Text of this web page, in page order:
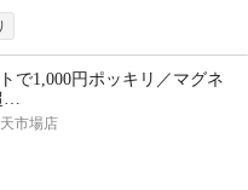
で1,000円ポッキリ／マグネ
市場店